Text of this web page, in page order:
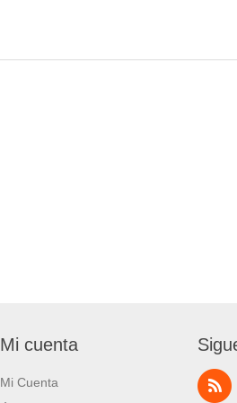
Mi cuenta
Mi Cuenta